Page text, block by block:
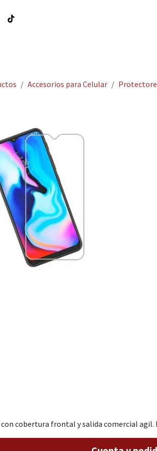
Accesorios para Celular
cobertura frontal y salida comercial